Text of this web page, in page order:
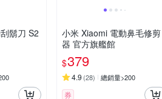
鬍刀 S2
小米 Xiaomi 電動鼻毛修剪
器 官方旗艦館
$379
4.9 (28) 總銷量>200
券